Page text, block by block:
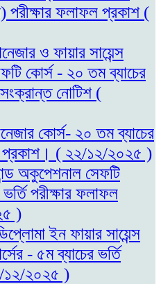
পরীক্ষার ফলাফল প্রকাশ (
ও ফায়ার সায়েন্স
কোর্স - ২০ তম ব্যাচের
নোটিশ (
কোর্স- ২০ তম ব্যাচের
প্রকাশ। ( ২২/১২/২০২৫ )
অকুপেশনাল সেফটি
পরীক্ষার ফলাফল
)
ইন ফায়ার সায়েন্স
- ৫ম ব্যাচের ভর্তি
১২/২০২৫ )